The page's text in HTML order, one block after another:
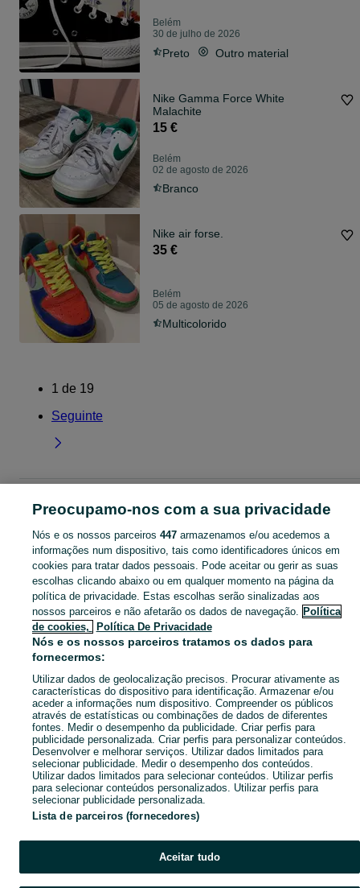
Belém
30 de julho de 2026
Preto Outro material
Nike Gamma Force White
Malachite
15 €
Belém
02 de agosto de 2026
Branco
Nike air forse.
35 €
Belém
05 de agosto de 2026
Multicolorido
1 de 19
Seguinte
Navegue pelos últimos anúncios de Mulher em Belém no OLX Portugal. Compre e venda produtos locais com facilidade e segurança. Mostrar
Mapa do site
Mapa das freguesias
Mapa de mini-sites
Pesquisas populares
Preocupamo-nos com a sua privacidade
Nós e os nossos parceiros 447armazenamos e/ou acedemos a
informações num dispositivo, tais como identificadores únicos em
cookies para tratar dados pessoais. Pode aceitar ou gerir as suas
escolhas clicando abaixo ou em qualquer momento na página da
política de privacidade. Estas escolhas serão sinalizadas aos
nossos parceiros e não afetarão os dados de navegação. Política
de cookies,
Política De Privacidade
Nós e os nossos parceiros tratamos os dados para
fornecermos:
Utilizar dados de geolocalização precisos. Procurar ativamente as
características do dispositivo para identificação. Armazenar e/ou
aceder a informações num dispositivo. Compreender os públicos
através de estatísticas ou combinações de dados de diferentes
fontes. Medir o desempenho da publicidade. Criar perfis para
publicidade personalizada. Criar perfis para personalizar conteúdos.
Desenvolver e melhorar serviços. Utilizar dados limitados para
selecionar publicidade. Medir o desempenho dos conteúdos.
Utilizar dados limitados para selecionar conteúdos. Utilizar perfis
para selecionar conteúdos personalizados. Utilizar perfis para
selecionar publicidade personalizada.
Lista de parceiros (fornecedores)
Aceitar tudo